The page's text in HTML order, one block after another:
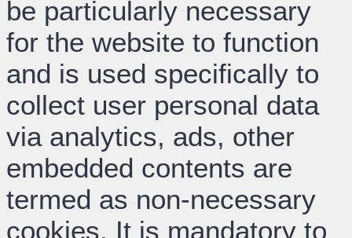
be particularly necessary
for the website to function
and is used specifically to
collect user personal data
via analytics, ads, other
embedded contents are
termed as non-necessary
cookies. It is mandatory to